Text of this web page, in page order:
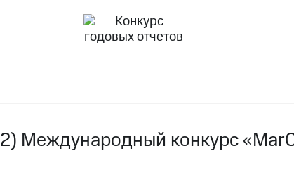
2) Международный конкурс